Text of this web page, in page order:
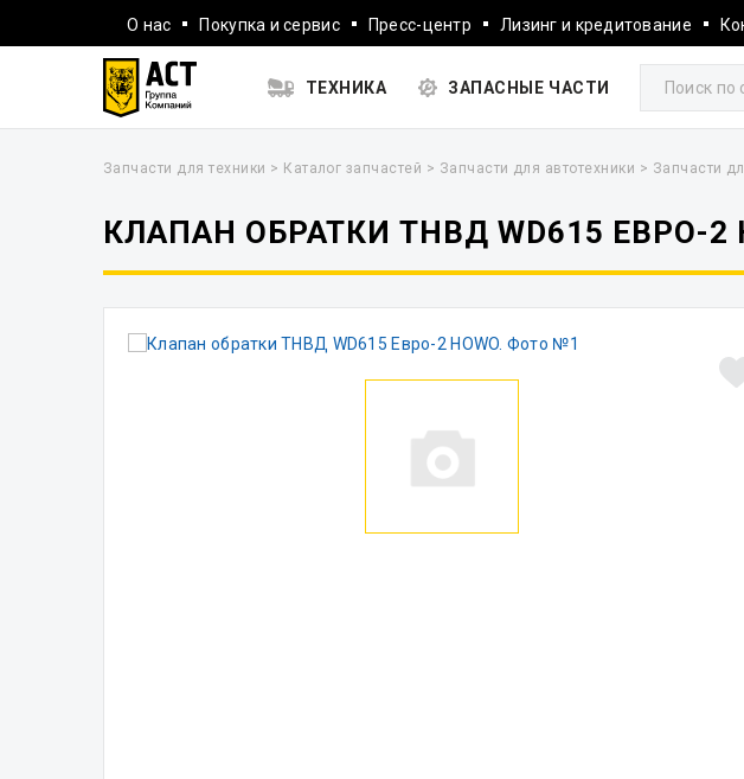
О нас Покупка и сервис Пресс-центр Лизинг и кредитование
ТЕХНИКА ЗАПАСНЫЕ ЧАСТИ
Запчасти для техники > Каталог запчастей > Запчасти для автотехники > Запчасти
КЛАПАН ОБРАТКИ ТНВД WD615 ЕВРО-2